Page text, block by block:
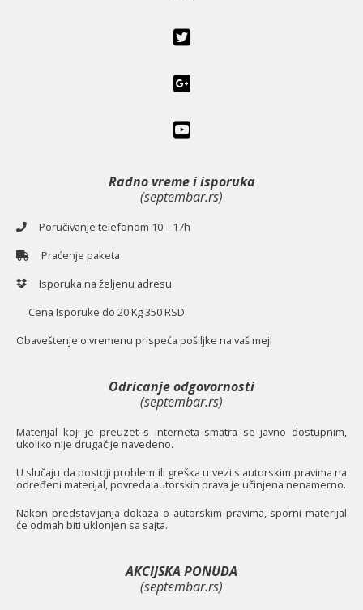
Radno vreme i isporuka
(septembar.rs)
Poručivanje telefonom 10 – 17h
Praćenje paketa
Isporuka na željenu adresu
Cena Isporuke do 20 Kg 350 RSD
Obaveštenje o vremenu prispeća pošiljke na vaš mejl
Odricanje odgovornosti
(septembar.rs)
Materijal koji je preuzet s interneta smatra se javno dostupnim,
ukoliko nije drugačije navedeno.
U slučaju da postoji problem ili greška u vezi s autorskim pravima na
određeni materijal, povreda autorskih prava je učinjena nenamerno.
Nakon predstavljanja dokaza o autorskim pravima, sporni materijal
će odmah biti uklonjen sa sajta.
AKCIJSKA PONUDA
(septembar.rs)